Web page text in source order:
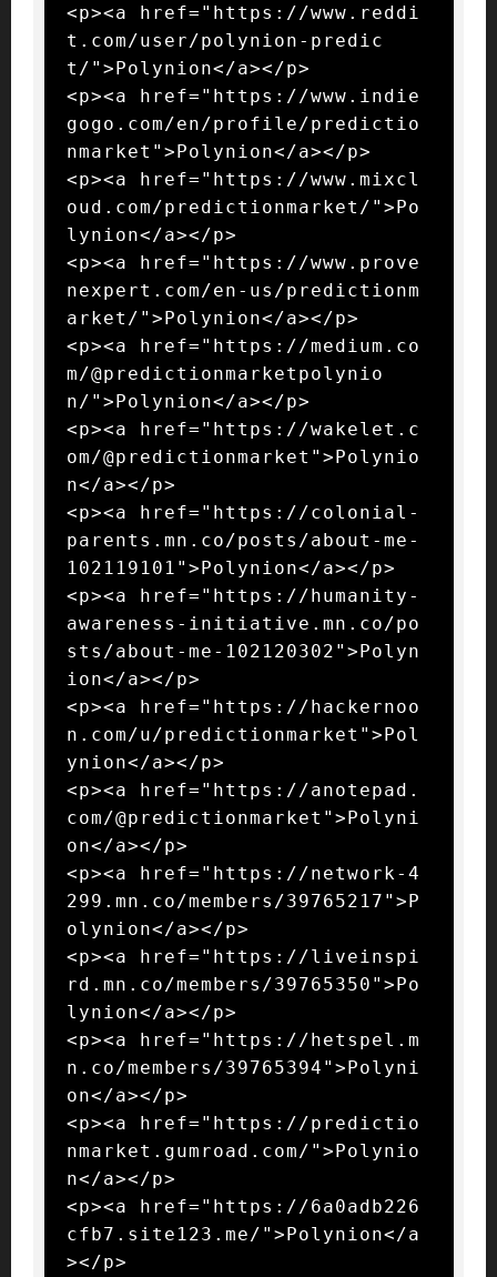
<p><a href="https://www.reddi
t.com/user/polynion-predic
t/">Polynion</a></p>
<p><a href="https://www.indie
gogo.com/en/profile/predictio
nmarket">Polynion</a></p>
<p><a href="https://www.mixcl
oud.com/predictionmarket/">Po
lynion</a></p>
<p><a href="https://www.prove
nexpert.com/en-us/predictionm
arket/">Polynion</a></p>
<p><a href="https://medium.co
m/@predictionmarketpolynio
n/">Polynion</a></p>
<p><a href="https://wakelet.c
om/@predictionmarket">Polynio
n</a></p>
<p><a href="https://colonial-
parents.mn.co/posts/about-me-
102119101">Polynion</a></p>
<p><a href="https://humanity-
awareness-initiative.mn.co/po
sts/about-me-102120302">Polyn
ion</a></p>
<p><a href="https://hackernoo
n.com/u/predictionmarket">Pol
ynion</a></p>
<p><a href="https://anotepad.
com/@predictionmarket">Polyni
on</a></p>
<p><a href="https://network-4
299.mn.co/members/39765217">P
olynion</a></p>
<p><a href="https://liveinspi
rd.mn.co/members/39765350">Po
lynion</a></p>
<p><a href="https://hetspel.m
n.co/members/39765394">Polyni
on</a></p>
<p><a href="https://predictio
nmarket.gumroad.com/">Polynio
n</a></p>
<p><a href="https://6a0adb226
cfb7.site123.me/">Polynion</a
></p>